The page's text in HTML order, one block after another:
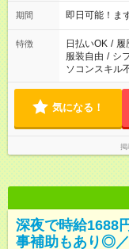
期間 即日可能！ま
特徴 日払いOK / 履
服装自由 / シ
ソコンスキル
気になる！
掲
深夜で時給1688
事補助もあり◎